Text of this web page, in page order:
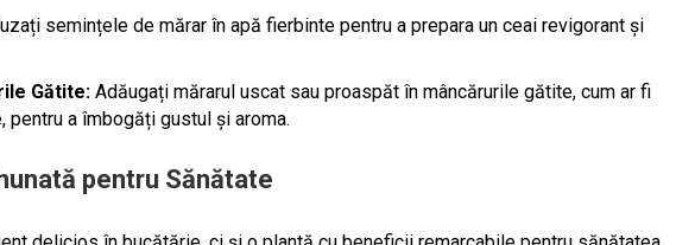
semințele de mărar în apă fierbinte pentru a prepara un ceai revigorant și
Gătite: Adăugați mărarul uscat sau proaspăt în mâncărurile gătite, cum ar fi
a îmbogăți gustul și aroma.
pentru Sănătate